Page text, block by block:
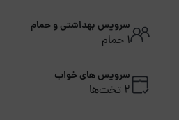
سرویس بهداشتی و حمام
1 حمام
سرویس های خواب
2 تخت‌ها